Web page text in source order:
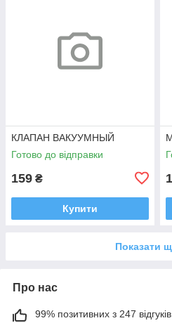
КЛАПАН ВАКУУМНЫЙ
Готово до відправки
159 ₴
Купити
Показати
Про нас
99% позитивних з 247 відгуків